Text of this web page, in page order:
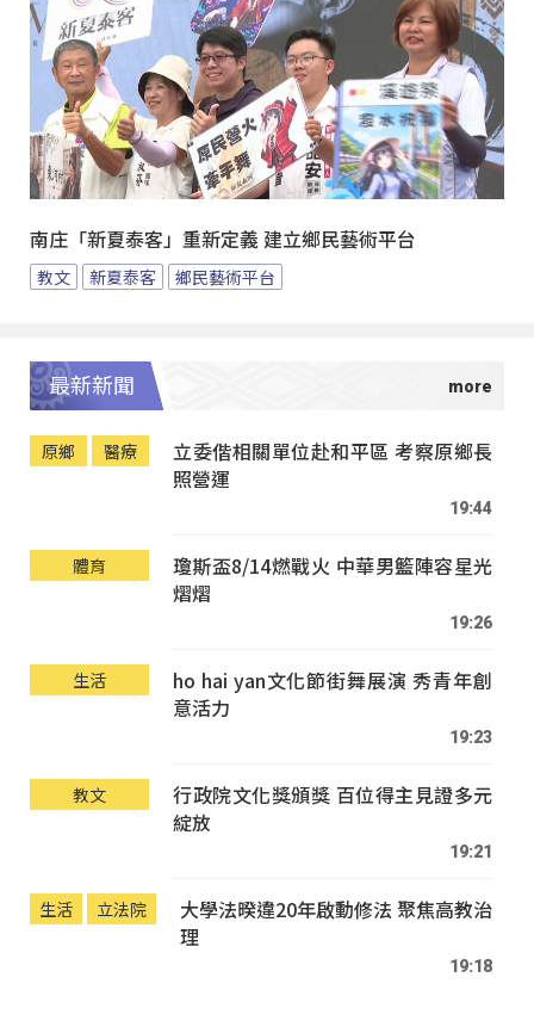
南庄「新夏泰客」重新定義 建立鄉民藝術平台
教文 新夏泰客 鄉民藝術平台
最新新聞
原鄉 醫療
立委偕相關單位赴和平區 考察原鄉長
照營運
19:44
體育
瓊斯盃8/14燃戰火 中華男籃陣容星光
熠熠
19:26
生活
ho hai yan文化節街舞展演 秀青年創
意活力
19:23
教文
行政院文化獎頒獎 百位得主見證多元
綻放
19:21
生活 立法院
大學法暌違20年啟動修法 聚焦高教治
理
19:18